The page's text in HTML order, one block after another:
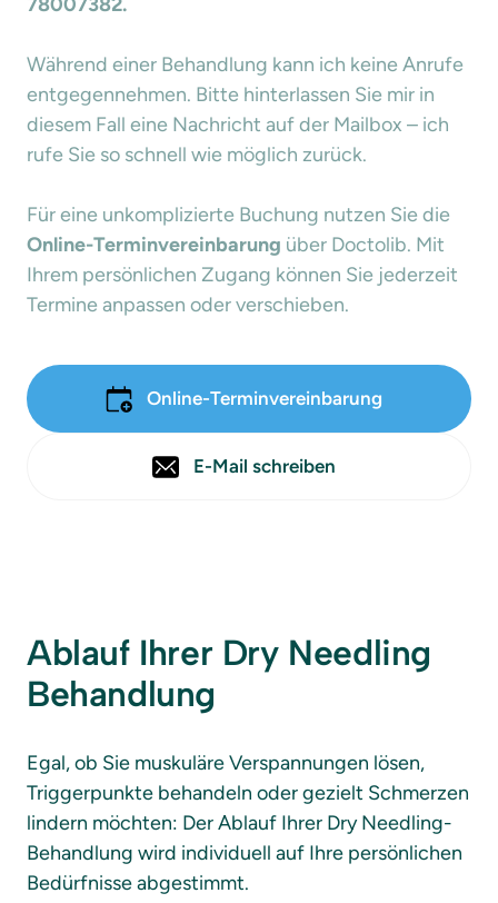
78007382.
Während einer Behandlung kann ich keine Anrufe
entgegennehmen. Bitte hinterlassen Sie mir in
diesem Fall eine Nachricht auf der Mailbox – ich
rufe Sie so schnell wie möglich zurück.
Online-Terminvereinbarung über Doctolib. Mit
Ihrem persönlichen Zugang können Sie jederzeit
Termine anpassen oder verschieben.
Online-Terminvereinbarung
E-Mail schreiben
Ablauf Ihrer Dry Needling
Behandlung
Egal, ob Sie muskuläre Verspannungen lösen,
Triggerpunkte behandeln oder gezielt Schmerzen
lindern möchten: Der Ablauf Ihrer Dry Needling-
Behandlung wird individuell auf Ihre persönlichen
Bedürfnisse abgestimmt.